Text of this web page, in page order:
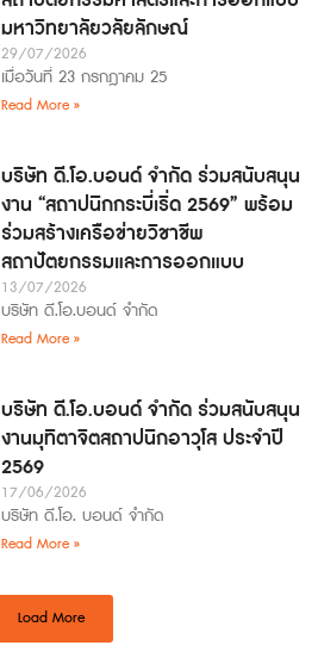
มหาวิทยาลัยวลัยลักษณ์
29/07/2026
เมื่อวันที่ 23 กรกฎาคม 25
Read More »
บริษัท ดี.โอ.บอนด์ จำกัด ร่วมสนับสนุน
งาน “สถาปนิกกระบี่เริ่ด 2569” พร้อม
ร่วมสร้างเครือข่ายวิชาชีพ
สถาปัตยกรรมและการออกแบบ
13/07/2026
บริษัท ดี.โอ.บอนด์ จำกัด
Read More »
บริษัท ดี.โอ.บอนด์ จำกัด ร่วมสนับสนุน
งานมุทิตาจิตสถาปนิกอาวุโส ประจำปี
2569
17/06/2026
บริษัท ดี.โอ. บอนด์ จำกัด
Read More »
Load More